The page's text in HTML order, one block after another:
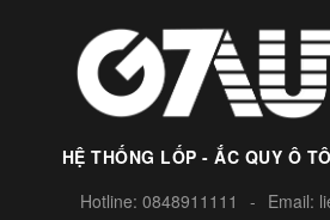
HỆ THỐNG LỐP - ẮC QUY Ô
Hotline: 0848911111 - Email: